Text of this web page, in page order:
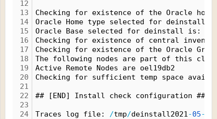
12
13
14
15
16
17
18
19
20
21
22
23
24
Checking for existence of the Oracle
Oracle Home type selected for deinstall
Oracle Base selected for deinstall is:
Checking for existence of central
Checking for existence of the Oracle
The following nodes are part of this
Active Remote Nodes are oel19db2
Checking for sufficient temp space
## [END] Install check configuration ##
Traces log file: /tmp/deinstall2021-05-